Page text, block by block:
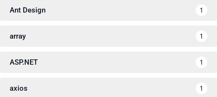
Ant Design 1
array 1
ASP.NET 1
axios 1